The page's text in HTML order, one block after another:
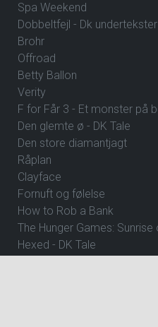
Spa Weekend
Dobbeltfejl - Dk undertekster
Brohr
Offroad
Betty Ballon
Verity
F for Får 3 - Et monster på
Den glemte ø - DK Tale
Den store diamantjagt
Råplan
Clayface
Fornuft og følelse
How to Rob a Bank
The Hunger Games: Sunrise
Hexed - DK Tale